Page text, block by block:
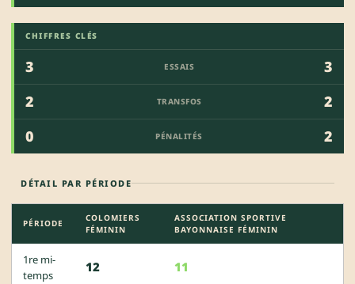
CHIFFRES CLÉS
3 ESSAIS
3
2
TRANSFOS
2
0
PÉNALITÉS 2
DÉTAIL PAR PÉRIODE
PÉRIODE
COLOMIERS
FÉMININ
ASSOCIATION SPORTIVE
BAYONNAISE FÉMININ
1re mi-
temps
12 11